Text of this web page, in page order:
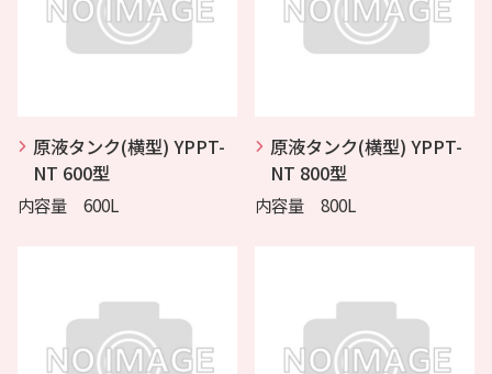
原液タンク(横型) YPPT-
NT 600型
内容量 600L
原液タンク(横型) YPPT-
NT 800型
内容量 800L